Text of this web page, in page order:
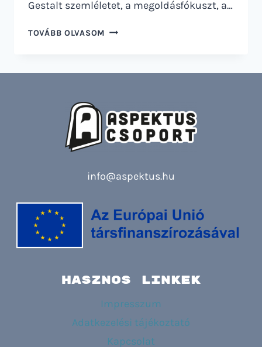
Gestalt szemléletet, a megoldásfókuszt, a…
TOVÁBB OLVASOM VEZETŐI
info@aspektus.hu
HASZNOS LINKEK
Impresszum
Adatkezelési tájékoztató
Kapcsolat